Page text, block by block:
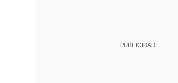
PUBLICIDAD